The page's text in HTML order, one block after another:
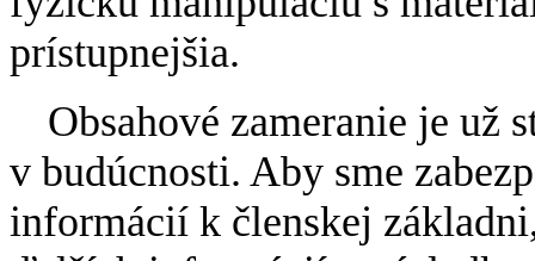
prístupnejšia.
Obsahové zameranie je už
v budúcnosti. Aby sme
informácií k členskej